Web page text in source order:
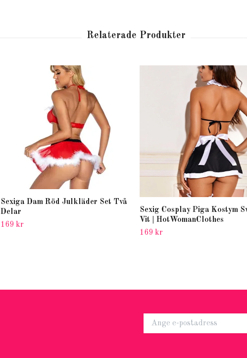
Sexiga Dam Röd Julkläder Set Två
Delar
169 kr
Sexig Cosplay Piga Kostym
Vit | HotWomanClothes
169 kr